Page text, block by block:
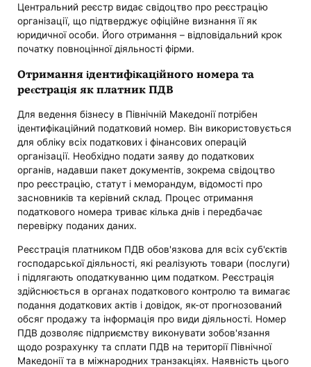
Центральний реєстр видає свідоцтво про реєстрацію
організації, що підтверджує офіційне визнання її як
юридичної особи. Його отримання – відповідальний крок
початку повноцінної діяльності фірми.
Отримання ідентифікаційного номера та
реєстрація як платник ПДВ
Для ведення бізнесу в Північній Македонії потрібен
ідентифікаційний податковий номер. Він використовується
для обліку всіх податкових і фінансових операцій
організації. Необхідно подати заяву до податкових
органів, надавши пакет документів, зокрема свідоцтво
про реєстрацію, статут і меморандум, відомості про
засновників та керівний склад. Процес отримання
податкового номера триває кілька днів і передбачає
перевірку поданих даних.
Реєстрація платником ПДВ обов'язкова для всіх суб'єктів
господарської діяльності, які реалізують товари (послуги)
і підлягають оподаткуванню цим податком. Реєстрація
здійснюється в органах податкового контролю та вимагає
подання додаткових актів і довідок, як-от прогнозований
обсяг продажу та інформація про види діяльності. Номер
ПДВ дозволяє підприємству виконувати зобов'язання
щодо розрахунку та сплати ПДВ на території Північної
Македонії та в міжнародних транзакціях. Наявність цього